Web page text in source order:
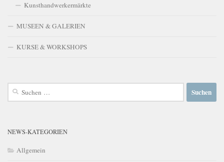
Kunsthandwerkermärkte
MUSEEN & GALERIEN
KURSE & WORKSHOPS
Suchen
NEWS-KATEGORIEN
Allgemein